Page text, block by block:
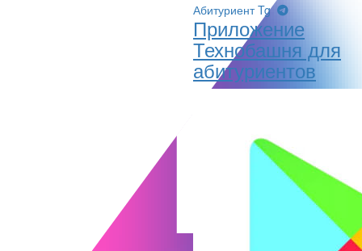
Абитуриент Tg
Приложение
Технобашня для
абитуриентов